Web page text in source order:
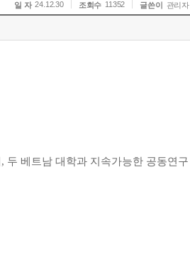
일 자 24.12.30 조회수 11352 글쓴이 관리자
, 두 베트남 대학과 지속가능한 공동연구